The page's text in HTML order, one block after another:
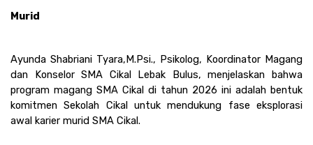
Murid
Ayunda Shabriani Tyara,M.Psi., Psikolog, Koordinator Magang
dan Konselor SMA Cikal Lebak Bulus, menjelaskan bahwa
program magang SMA Cikal di tahun 2026 ini adalah bentuk
komitmen Sekolah Cikal untuk mendukung fase eksplorasi
awal karier murid SMA Cikal.